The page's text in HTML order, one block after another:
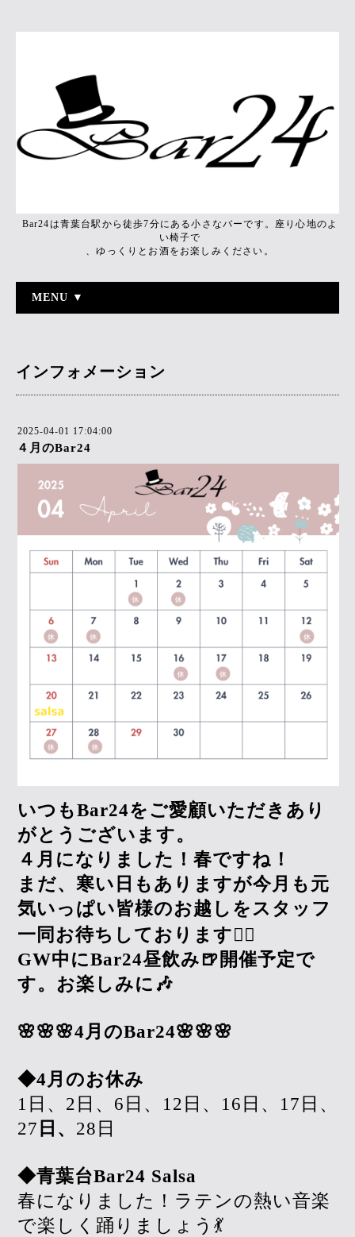
Bar24は青葉台駅から徒歩7分にある小さなバーです。座り心地のよ
い椅子で
、ゆっくりとお酒をお楽しみください。
MENU ▼
インフォメーション
2025-04-01 17:04:00
４月のBar24
いつもBar24をご愛顧いただきあり
がとうございます。
４月になりました！春ですね！
まだ、寒い日もありますが今月も元
気いっぱい皆様のお越しをスタッフ
一同お待ちしております🙇‍♀️
GW中にBar24昼飲み🍺開催予定で
す。お楽しみに🎶
🌸🌸🌸4月のBar24🌸🌸🌸
◆4月のお休み
1日、2日、6日、12日、16日、17日、
27 日、 28日
◆青葉台Bar24 Salsa
春になりました！ラテンの熱い音楽
で楽しく踊りましょう💃